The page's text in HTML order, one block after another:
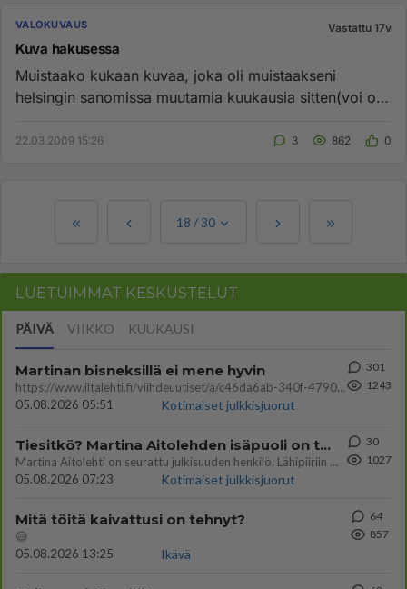
VALOKUVAUS Vastattu 17v
Kuva hakusessa
Muistaako kukaan kuvaa, joka oli muistaakseni
helsingin sanomissa muutamia kuukausia sitten(voi olla
22.03.2009 15:26 3 862 0
18 /30
LUETUIMMAT KESKUSTELUT
PÄIVÄ VIIKKO KUUKAUSI
Martinan bisneksillä ei mene hyvin
https://www.iltalehti.fi/viihdeuutiset/a/c46da6ab-340f-4790-aaa7-0865eed2336 Yrityksen konkurssihakemus on tullut kärä
05.08.2026 05:51
Kotimaiset julkkisjuorut
301
1243
Tiesitkö? Martina Aitolehden isäpuoli on tämä suosittu laulaja
Martina Aitolehti on seurattu julkisuuden henkilö. Lähipiiriin mahtuu muitakin tunnettuja henkilöitä. Tiesitkö, että Ma
05.08.2026 07:23
Kotimaiset julkkisjuorut
30
1027
Mitä töitä kaivattusi on tehnyt?
😅
05.08.2026 13:25
Ikävä
64
857